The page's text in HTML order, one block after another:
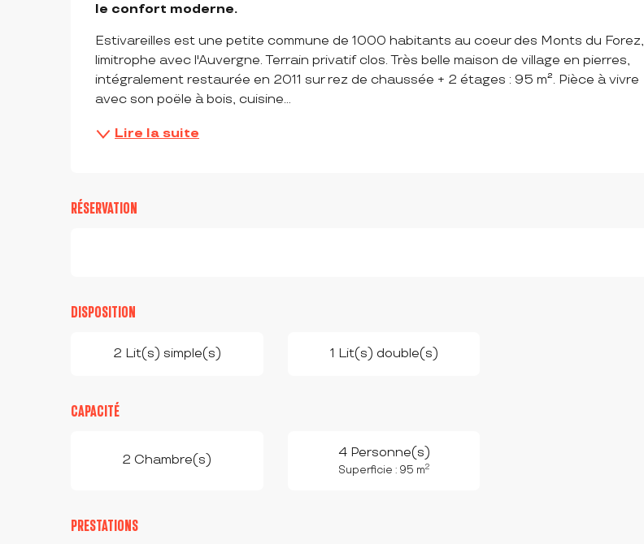
le confort moderne.
Estivareilles est une petite commune de 1000 habitants au coeur des Monts du Forez,
limitrophe avec l'Auvergne. Terrain privatif clos. Très belle maison de village en pierres,
intégralement restaurée en 2011 sur rez de chaussée + 2 étages : 95 m². Pièce à vivre
avec son poële à bois, cuisine...
Lire la suite
RÉSERVATION
DISPOSITION
2 Lit(s) simple(s) 1 Lit(s) double(s)
CAPACITÉ
2 Chambre(s) 4 Personne(s)
Superficie : 95 m2
PRESTATIONS